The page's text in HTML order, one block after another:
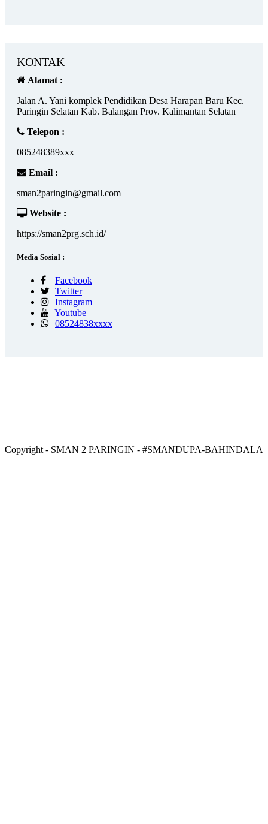
KONTAK
Alamat :
Jalan A. Yani komplek Pendidikan Desa Harapan Baru Kec.
Paringin Selatan Kab. Balangan Prov. Kalimantan Selatan
Telepon :
085248389xxx
Email :
sman2paringin@gmail.com
Website :
https://sman2prg.sch.id/
Media Sosial :
Facebook
Twitter
Instagram
Youtube
08524838xxxx
Copyright - SMAN 2 PARINGIN - #SMANDUPA-BAHINDALA